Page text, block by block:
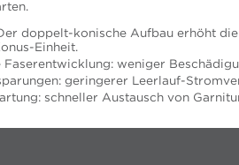
doppelt-konische Aufbau erhöht
Einheit.
Faserentwicklung: weniger
geringerer Leerlauf-
schneller Austausch von